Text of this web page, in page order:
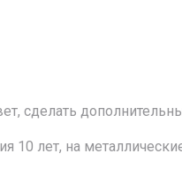
сделать
10 лет, на